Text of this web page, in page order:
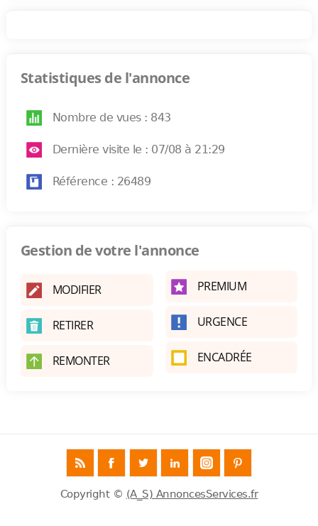
Statistiques de l'annonce
Nombre de vues : 843
Dernière visite le : 07/08 à 21:29
Référence : 26489
Gestion de votre l'annonce
MODIFIER
RETIRER
REMONTER
PREMIUM
URGENCE
ENCADRÉE
Copyright © (A_S) AnnoncesServices.fr